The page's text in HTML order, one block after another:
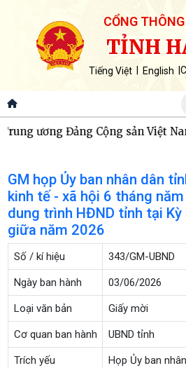
CỔNG
TỈNH
Tiếng Việt English
ương Đảng Cộng sản Việt
GM họp Ủy ban nhân dân
kinh tế - xã hội 6 tháng
dung trình HĐND tỉnh tại
giữa năm 2026
Số / kí hiệu 343/GM-UBND
Ngày ban hành 03/06/2026
Loại văn bản Giấy mời
Cơ quan ban hành UBND tỉnh
Trích yếu
Họp Ủy ban